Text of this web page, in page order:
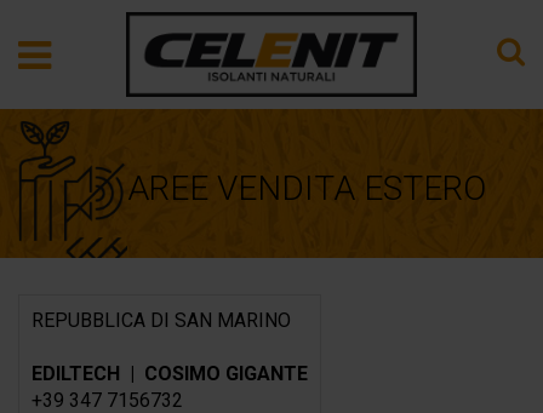
AREE VENDITA ESTERO
REPUBBLICA DI SAN MARINO
EDILTECH | COSIMO GIGANTE
+39 347 7156732